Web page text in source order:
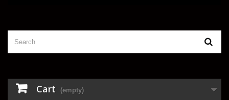
Cart (empty)